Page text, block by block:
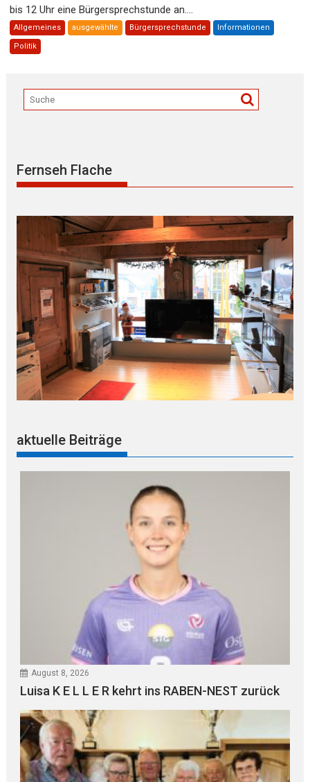
bis 12 Uhr eine Bürgersprechstunde an....
Allgemeines ausgewählte Bürgersprechstunde Informationen
Politik
Fernseh Flache
aktuelle Beiträge
August 8, 2026
Luisa K E L L E R kehrt ins RABEN-NEST zurück